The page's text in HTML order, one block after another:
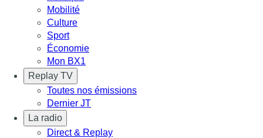
Mobilité
Culture
Sport
Économie
Mon BX1
Replay TV
Toutes nos émissions
Dernier JT
La radio
Direct & Replay